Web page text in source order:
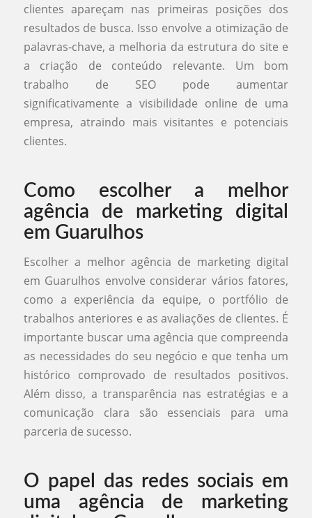
clientes apareçam nas primeiras posições dos
resultados de busca. Isso envolve a otimização de
palavras-chave, a melhoria da estrutura do site e
a criação de conteúdo relevante. Um bom
trabalho de SEO pode aumentar
significativamente a visibilidade online de uma
empresa, atraindo mais visitantes e potenciais
clientes.
Como escolher a melhor
agência de marketing digital
em Guarulhos
Escolher a melhor agência de marketing digital
em Guarulhos envolve considerar vários fatores,
como a experiência da equipe, o portfólio de
trabalhos anteriores e as avaliações de clientes. É
importante buscar uma agência que compreenda
as necessidades do seu negócio e que tenha um
histórico comprovado de resultados positivos.
Além disso, a transparência nas estratégias e a
comunicação clara são essenciais para uma
parceria de sucesso.
O papel das redes sociais em
uma agência de marketing